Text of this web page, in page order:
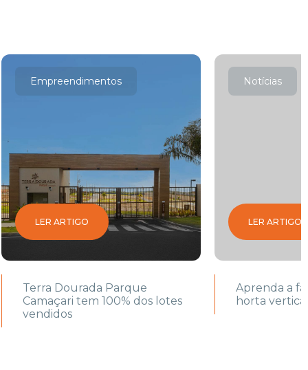
Empreendimentos
LER ARTIGO
Terra Dourada Parque
Camaçari tem 100% dos lotes
vendidos
Notícias
LER ARTIGO
Aprenda a
horta